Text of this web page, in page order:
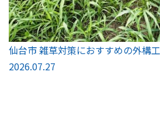
仙台市 雑草対策におすすめの外構
2026.07.27